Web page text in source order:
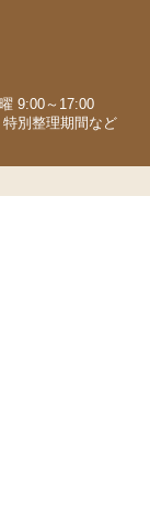
9:00～17:00
特別整理期間など